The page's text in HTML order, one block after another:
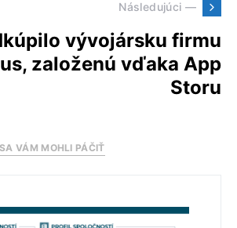
Následujúci —
vývojársku firmu
založenú vďaka App
Storu
VÁM MOHLI PÁČIŤ